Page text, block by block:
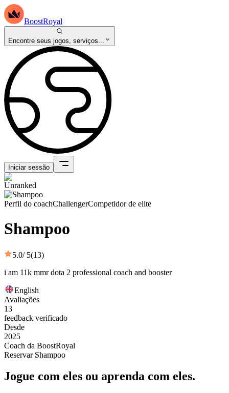
BoostRoyal
Encontre seus jogos, serviços...
Iniciar sessão
Perfil do coachChallengerCompetidor de elite
Shampoo
5.0/ 5(13)
i am 11k mmr dota 2 professional coach and booster
English
Avaliações
13
feedback verificado
Desde
2025
Coach da BoostRoyal
Reservar Shampoo
Jogue com eles ou aprenda com eles.